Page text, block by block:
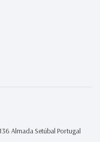
Almada Setúbal Portugal